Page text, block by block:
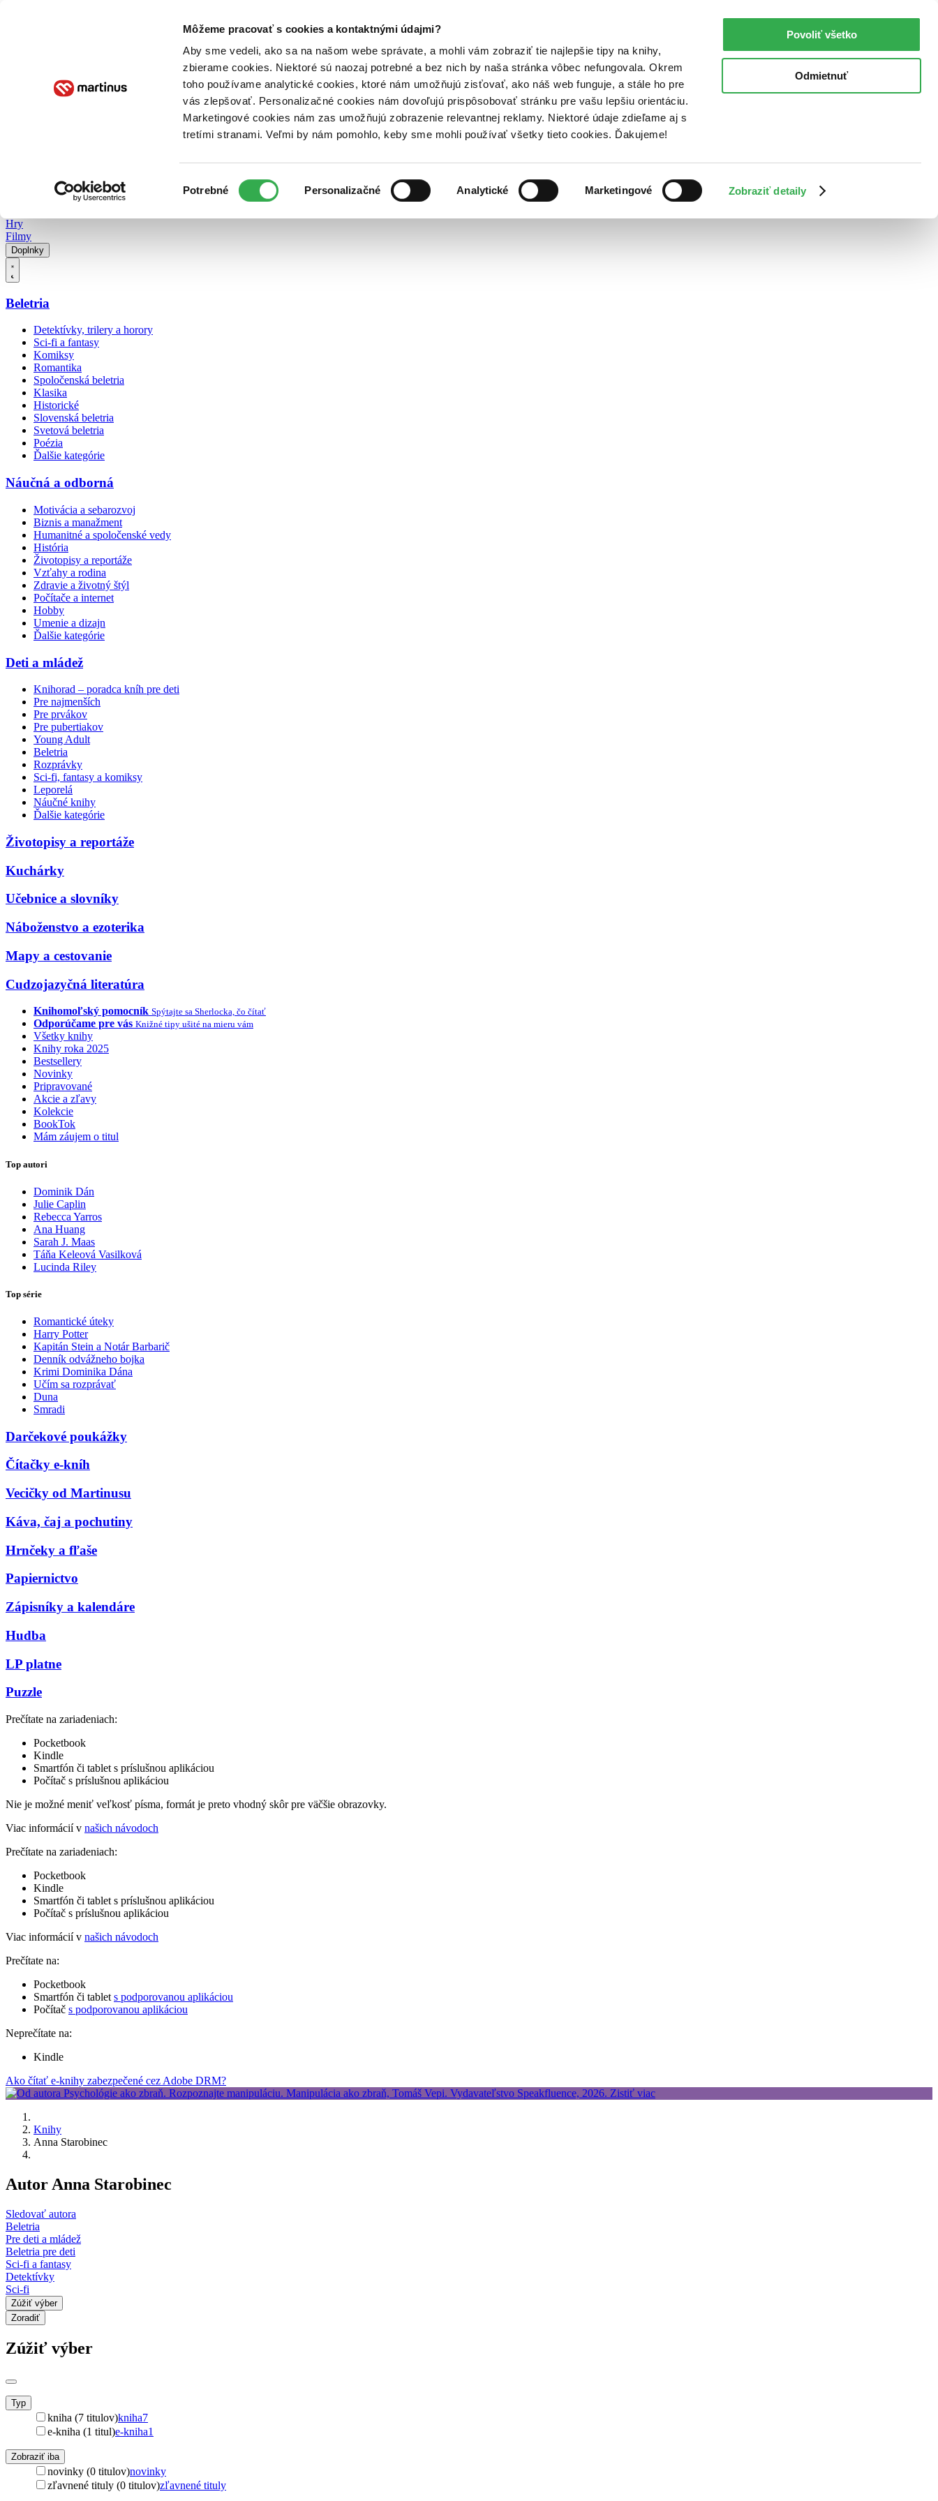
Môžeme pracovať s cookies a kontaktnými údajmi?
Aby sme vedeli, ako sa na našom webe správate, a mohli vám zobraziť tie najlepšie tipy na knihy,
zbierame cookies. Niektoré sú naozaj potrebné a bez nich by naša stránka vôbec nefungovala. Okrem
toho používame analytické cookies, ktoré nám umožňujú zisťovať, ako náš web funguje, a stále ho pre
vás zlepšovať. Personalizačné cookies nám dovoľujú prispôsobovať stránku pre vašu lepšiu orientáciu.
Marketingové cookies nám zas umožňujú zobrazenie relevantnej reklamy. Niektoré údaje zdieľame aj s
tretími stranami. Veľmi by nám pomohlo, keby sme mohli používať všetky tieto cookies. Ďakujeme!
súhlasu
Potrebné Personalizačné Analytické Marketingové Zobraziť detaily
Povoliť všetko
Odmietnuť
Poukážky Kontakt
Hry
Filmy
Doplnky
Beletria
Detektívky, trilery a horory
Sci-fi a fantasy
Komiksy
Romantika
Spoločenská beletria
Klasika
Historické
Slovenská beletria
Svetová beletria
Poézia
Ďalšie kategórie
Náučná a odborná
Motivácia a sebarozvoj
Biznis a manažment
Humanitné a spoločenské vedy
História
Životopisy a reportáže
Vzťahy a rodina
Zdravie a životný štýl
Počítače a internet
Hobby
Umenie a dizajn
Ďalšie kategórie
Deti a mládež
Knihorad – poradca kníh pre deti
Pre najmenších
Pre prvákov
Pre pubertiakov
Young Adult
Beletria
Rozprávky
Sci-fi, fantasy a komiksy
Leporelá
Náučné knihy
Ďalšie kategórie
Životopisy a reportáže
Kuchárky
Učebnice a slovníky
Náboženstvo a ezoterika
Mapy a cestovanie
Cudzojazyčná literatúra
Knihomoľský pomocník Spýtajte sa Sherlocka, čo čítať
Odporúčame pre vás Knižné tipy ušité na mieru vám
Všetky knihy
Knihy roka 2025
Bestsellery
Novinky
Pripravované
Akcie a zľavy
Kolekcie
BookTok
Mám záujem o titul
Top autori
Dominik Dán
Julie Caplin
Rebecca Yarros
Ana Huang
Sarah J. Maas
Táňa Keleová Vasilková
Lucinda Riley
Top série
Romantické úteky
Harry Potter
Kapitán Stein a Notár Barbarič
Denník odvážneho bojka
Krimi Dominika Dána
Učím sa rozprávať
Duna
Smradi
Darčekové poukážky
Čítačky e-kníh
Vecičky od Martinusu
Káva, čaj a pochutiny
Hrnčeky a fľaše
Papiernictvo
Zápisníky a kalendáre
Hudba
LP platne
Puzzle
Prečítate na zariadeniach:
Pocketbook
Kindle
Smartfón či tablet s príslušnou aplikáciou
Počítač s príslušnou aplikáciou
Nie je možné meniť veľkosť písma, formát je preto vhodný skôr pre väčšie obrazovky.
Viac informácií v našich návodoch
Prečítate na zariadeniach:
Pocketbook
Kindle
Smartfón či tablet s príslušnou aplikáciou
Počítač s príslušnou aplikáciou
Viac informácií v našich návodoch
Prečítate na:
Pocketbook
Smartfón či tablet s podporovanou aplikáciou
Počítač s podporovanou aplikáciou
Neprečítate na:
Kindle
Ako čítať e-knihy zabezpečené cez Adobe DRM?
Knihy
Anna Starobinec
Autor Anna Starobinec
Sledovať autora
Beletria
Pre deti a mládež
Beletria pre deti
Sci-fi a fantasy
Detektívky
Sci-fi
Zúžiť výber
Zoradiť
Zúžiť výber
Typ
kniha (7 titulov)kniha7
e-kniha (1 titul)e-kniha1
Zobraziť iba
novinky (0 titulov)novinky
zľavnené tituly (0 titulov)zľavnené tituly